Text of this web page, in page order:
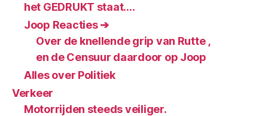
het GEDRUKT staat….
Joop Reacties ➔
Over de knellende grip van Rutte ,
en de Censuur daardoor op Joop
Alles over Politiek
Verkeer
Motorrijden steeds veiliger.